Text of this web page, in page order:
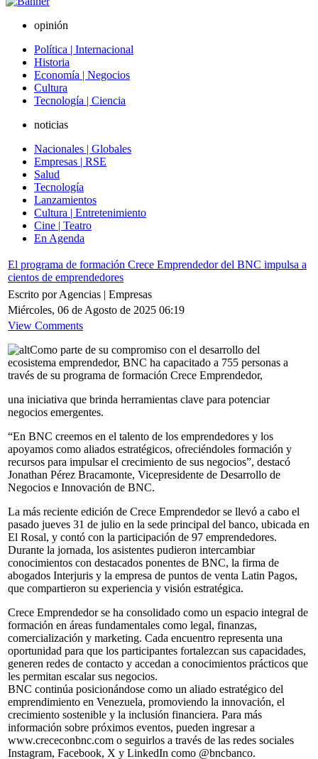
opinión
Política | Internacional
Historia
Economía | Negocios
Cultura
Tecnología | Ciencia
noticias
Nacionales | Globales
Empresas | RSE
Salud
Tecnología
Lanzamientos
Cultura | Entretenimiento
Cine | Teatro
En Agenda
El programa de formación Crece Emprendedor del BNC impulsa a
cientos de emprendedores
Escrito por Agencias | Empresas
Miércoles, 06 de Agosto de 2025 06:19
View Comments
Como parte de su compromiso con el desarrollo del
ecosistema emprendedor, BNC ha capacitado a 755 personas a
través de su programa de formación Crece Emprendedor,
una iniciativa que brinda herramientas clave para potenciar
negocios emergentes.
“En BNC creemos en el talento de los emprendedores y los
apoyamos como aliados estratégicos, ofreciéndoles formación y
recursos para impulsar el crecimiento de sus negocios”, destacó
Jonathan Pérez Bracamonte, Vicepresidente de Desarrollo de
Negocios e Innovación de BNC.
La más reciente edición de Crece Emprendedor se llevó a cabo el
pasado jueves 31 de julio en la sede principal del banco, ubicada en
El Rosal, y contó con la participación de 97 emprendedores.
Durante la jornada, los asistentes pudieron intercambiar
conocimientos con destacados ponentes de BNC, la firma de
abogados Interjuris y la empresa de puntos de venta Latin Pagos,
que compartieron su experiencia y visión estratégica.
Crece Emprendedor se ha consolidado como un espacio integral de
formación en áreas fundamentales como legal, finanzas,
comercialización y marketing. Cada encuentro representa una
oportunidad para que los participantes fortalezcan sus capacidades,
generen redes de contacto y accedan a conocimientos prácticos que
les permitan escalar sus negocios.
BNC continúa posicionándose como un aliado estratégico del
emprendimiento en Venezuela, promoviendo la innovación, el
crecimiento sostenible y la inclusión financiera. Para más
información sobre próximos eventos, pueden ingresar a
www.crececonbnc.com o seguirlos a través de las redes sociales
Instagram, Facebook, X y LinkedIn como @bncbanco.